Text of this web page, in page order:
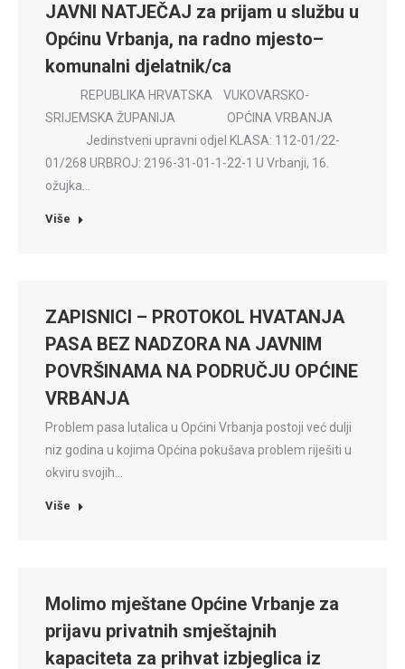
JAVNI NATJEČAJ za prijam u službu u
Općinu Vrbanja, na radno mjesto–
komunalni djelatnik/ca
REPUBLIKA HRVATSKA VUKOVARSKO-
SRIJEMSKA ŽUPANIJA OPĆINA VRBANJA
Jedinstveni upravni odjel KLASA: 112-01/22-
01/268 URBROJ: 2196-31-01-1-22-1 U Vrbanji, 16.
ožujka…
Više
ZAPISNICI – PROTOKOL HVATANJA
PASA BEZ NADZORA NA JAVNIM
POVRŠINAMA NA PODRUČJU OPĆINE
VRBANJA
Problem pasa lutalica u Općini Vrbanja postoji već dulji
niz godina u kojima Općina pokušava problem riješiti u
okviru svojih…
Više
Molimo mještane Općine Vrbanje za
prijavu privatnih smještajnih
kapaciteta za prihvat izbjeglica iz